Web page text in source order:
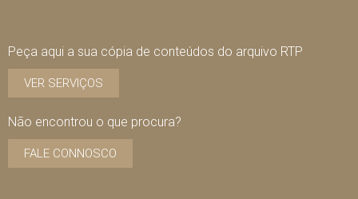
Peça aqui a sua cópia de conteúdos do arquivo RTP
VER SERVIÇOS
Não encontrou o que procura?
FALE CONNOSCO